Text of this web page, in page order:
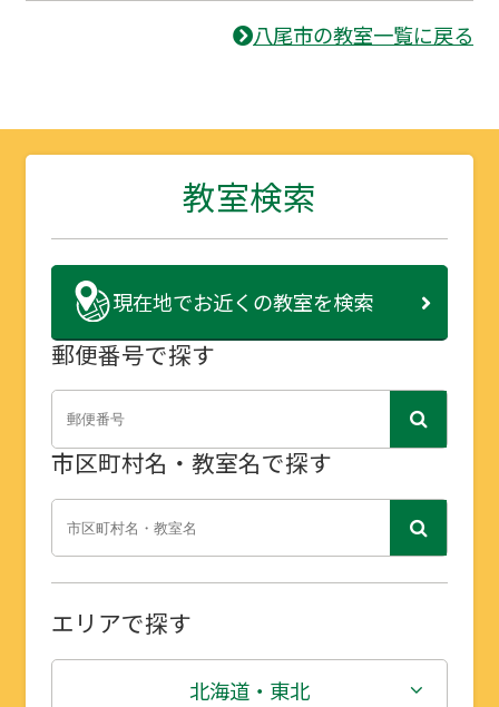
八尾市の教室一覧に戻る
教室検索
現在地でお近くの教室を検索
郵便番号で探す
市区町村名・教室名で探す
エリアで探す
北海道・東北